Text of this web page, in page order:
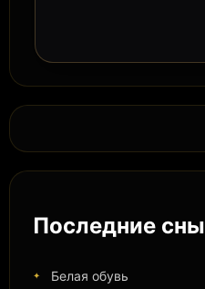
Последние сны
Белая обувь